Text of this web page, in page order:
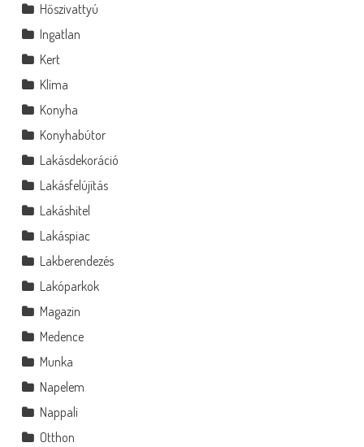
Hőszivattyú
Ingatlan
Kert
Klíma
Konyha
Konyhabútor
Lakásdekoráció
Lakásfelújítás
Lakáshitel
Lakáspiac
Lakberendezés
Lakóparkok
Magazin
Medence
Munka
Napelem
Nappali
Otthon